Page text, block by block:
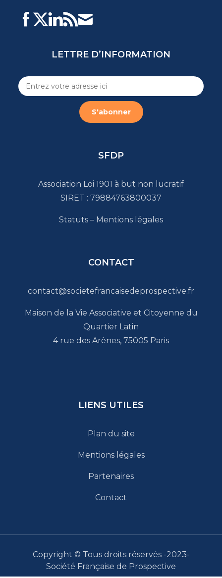
LETTRE D’INFORMATION
SFDP
Association Loi 1901 à but non lucratif
SIRET : 79884763800037
Statuts – Mentions légales
CONTACT
contact@societefrancaisedeprospective.fr
Maison de la Vie Associative et Citoyenne du
Quartier Latin
4 rue des Arènes, 75005 Paris
LIENS UTILES
Plan du site
Mentions légales
Partenaires
Contact
Copyright © Tous droits réservés -2023-
Société Française de Prospective